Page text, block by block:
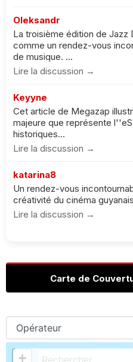
Oleksandr
La troisième édition de Jazz
comme un rendez-vous
de musique. ...
Lire la discussion →
Keyyne
Cet article de Megazap
majeure que représente
historiques...
Lire la discussion →
katarina8
Un rendez-vous
créativité du cinéma
Lire la discussion →
Carte de